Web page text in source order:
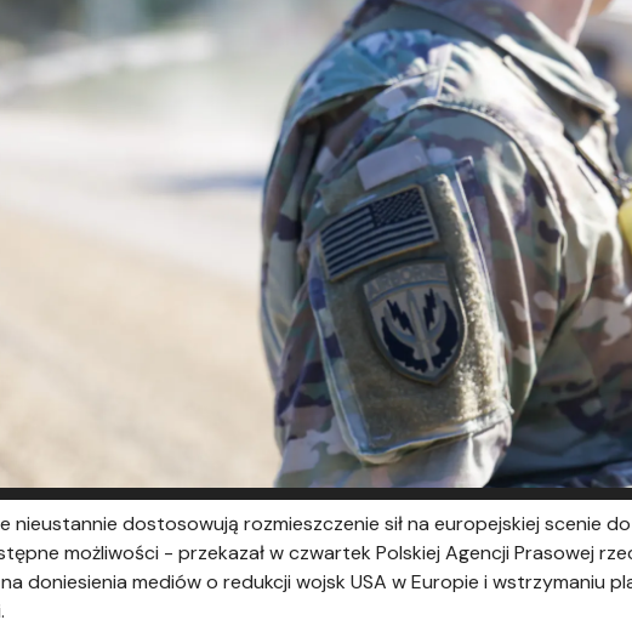
nieustannie dostosowują rozmieszczenie sił na europejskiej scenie
możliwości - przekazał w czwartek Polskiej Agencji Prasowej
doniesienia mediów o redukcji wojsk USA w Europie i wstrzymaniu